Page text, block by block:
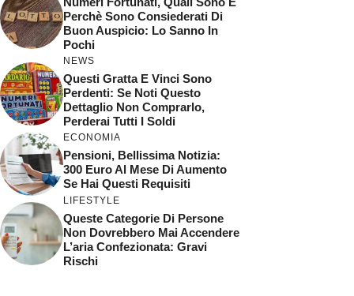
Perchè Sono Consiederati Di
Buon Auspicio: Lo Sanno In
Pochi
NEWS
Questi Gratta E Vinci Sono
Perdenti: Se Noti Questo
Dettaglio Non Comprarlo,
Perderai Tutti I Soldi
ECONOMIA
Pensioni, Bellissima Notizia:
300 Euro Al Mese Di Aumento
Se Hai Questi Requisiti
LIFESTYLE
Queste Categorie Di Persone
Non Dovrebbero Mai Accendere
L’aria Confezionata: Gravi
Rischi